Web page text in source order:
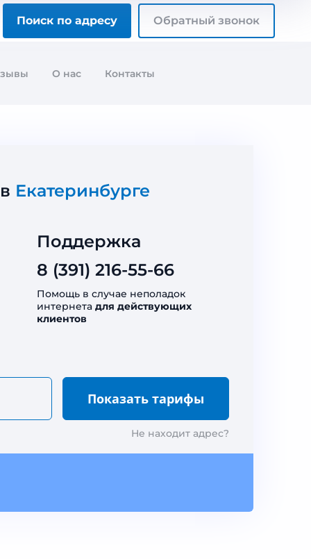
Поиск по адресу Обратный звонок
О нас Контакты
Екатеринбурге
Поддержка
8 (391) 216-55-66
Помощь в случае неполадок
интернета для действующих
клиентов
Не находит адрес?